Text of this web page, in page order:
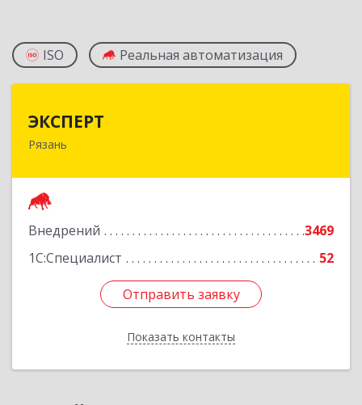
ISO Реальная автоматизация
ЭКСПЕРТ
Рязань
Внедрений
3469
1С:Специалист
52
Отправить заявку
Показать контакты
390000, Рязанская обл, Рязань г, Сенная ул, дом
Отправить заявку
Назад